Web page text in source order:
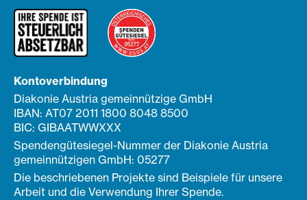
Kontoverbindung
Diakonie Austria gemeinnützige GmbH
IBAN: AT07 2011 1800 8048 8500
BIC: GIBAATWWXXX
Spendengütesiegel-Nummer der Diakonie Austria
gemeinnützigen GmbH: 05277
Die beschriebenen Projekte sind Beispiele für unsere
Arbeit und die Verwendung Ihrer Spende.